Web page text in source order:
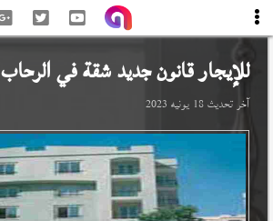
للإيجار قانون جديد شقة فيالرحاب
آخر تحديث18 يونيه 2023